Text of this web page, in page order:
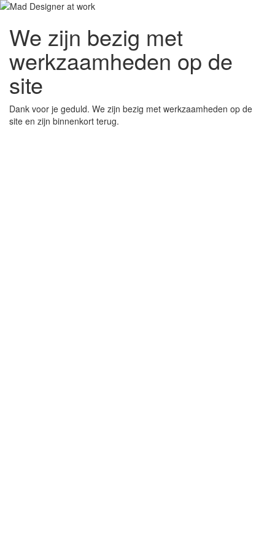
We zijn bezig met
werkzaamheden op de
site
Dank voor je geduld. We zijn bezig met werkzaamheden op de
site en zijn binnenkort terug.